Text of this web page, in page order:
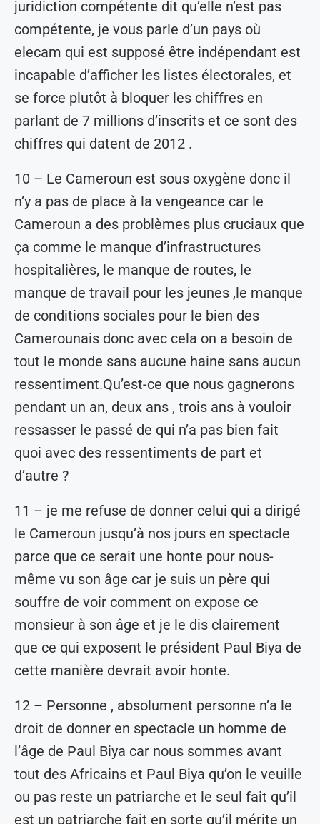
juridiction compétente dit qu’elle n’est pas
compétente, je vous parle d’un pays où
elecam qui est supposé être indépendant est
incapable d’afficher les listes électorales, et
se force plutôt à bloquer les chiffres en
parlant de 7 millions d’inscrits et ce sont des
chiffres qui datent de 2012 .
10 – Le Cameroun est sous oxygène donc il
n’y a pas de place à la vengeance car le
Cameroun a des problèmes plus cruciaux que
ça comme le manque d’infrastructures
hospitalières, le manque de routes, le
manque de travail pour les jeunes ,le manque
de conditions sociales pour le bien des
Camerounais donc avec cela on a besoin de
tout le monde sans aucune haine sans aucun
ressentiment.Qu’est-ce que nous gagnerons
pendant un an, deux ans , trois ans à vouloir
ressasser le passé de qui n’a pas bien fait
quoi avec des ressentiments de part et
d’autre ?
11 – je me refuse de donner celui qui a dirigé
le Cameroun jusqu’à nos jours en spectacle
parce que ce serait une honte pour nous-
même vu son âge car je suis un père qui
souffre de voir comment on expose ce
monsieur à son âge et je le dis clairement
que ce qui exposent le président Paul Biya de
cette manière devrait avoir honte.
12 – Personne , absolument personne n’a le
droit de donner en spectacle un homme de
l’âge de Paul Biya car nous sommes avant
tout des Africains et Paul Biya qu’on le veuille
ou pas reste un patriarche et le seul fait qu’il
est un patriarche fait en sorte qu’il mérite un